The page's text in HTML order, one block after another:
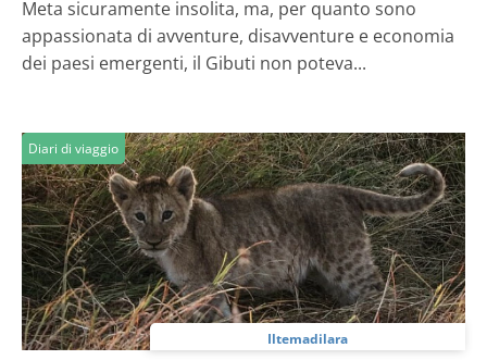
Meta sicuramente insolita, ma, per quanto sono
appassionata di avventure, disavventure e economia
dei paesi emergenti, il Gibuti non poteva...
Diari di viaggio
Iltemadilara